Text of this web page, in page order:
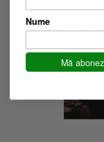
Nume
Mă abonez